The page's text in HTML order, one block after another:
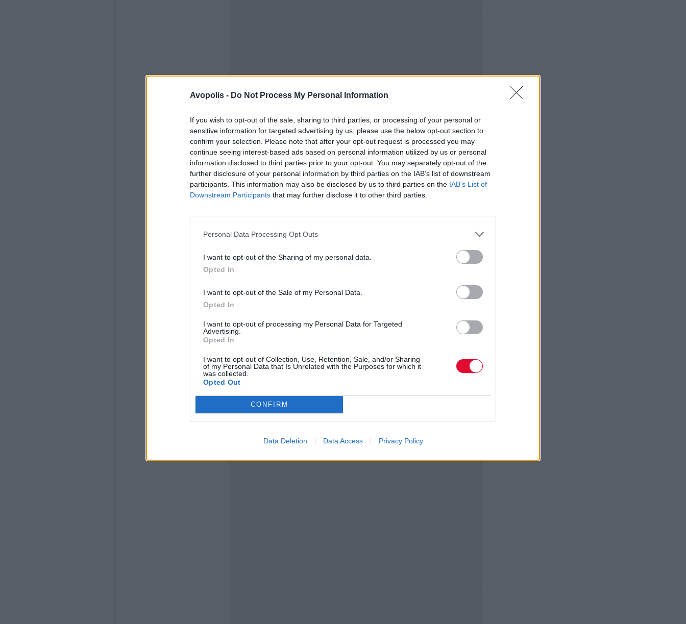
Avopolis - Do Not Process My Personal Information
If you wish to opt-out of the sale, sharing to third parties, or processing of your personal or
sensitive information for targeted advertising by us, please use the below opt-out section to
confirm your selection. Please note that after your opt-out request is processed you may
continue seeing interest-based ads based on personal information utilized by us or personal
information disclosed to third parties prior to your opt-out. You may separately opt-out of the
further disclosure of your personal information by third parties on the IAB’s list of downstream
participants. This information may also be disclosed by us to third parties on the IAB’s List of
Downstream Participants that may further disclose it to other third parties.
Personal Data Processing Opt Outs
I want to opt-out of the Sharing of my personal data.
Opted In
I want to opt-out of the Sale of my Personal Data.
Opted In
I want to opt-out of processing my Personal Data for Targeted
Advertising.
Opted In
I want to opt-out of Collection, Use, Retention, Sale, and/or Sharing
of my Personal Data that Is Unrelated with the Purposes for which it
was collected.
Opted Out
CONFIRM
Data Deletion Data Access Privacy Policy
Η ταινία αναμένεται στις 19 Δεκεμβρίου 2025, με
Cameronέχει ολοκληρώσει τα περισσότερα γυρίσματα
και προετοιμάζει ήδη τα
Avatar 4
, για κυκλοφορία
Το καστ περιλαμβάνει τουςZoe Saldaña
Worthington
επίσημη σύνοψη, η οικογένεια Sully θρηνεί τον
Neteyam
και έναν νέο, φλογερό εχθρό.